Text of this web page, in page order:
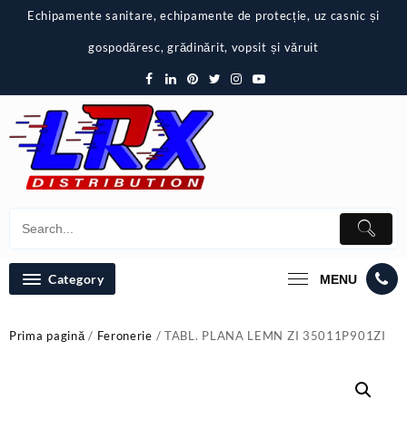
Echipamente sanitare, echipamente de protecție, uz casnic și
gospodăresc, grădinărit, vopsit și văruit
Category MENU
Prima pagină/ Feronerie / TABL. PLANA LEMN ZI 35011P901ZI